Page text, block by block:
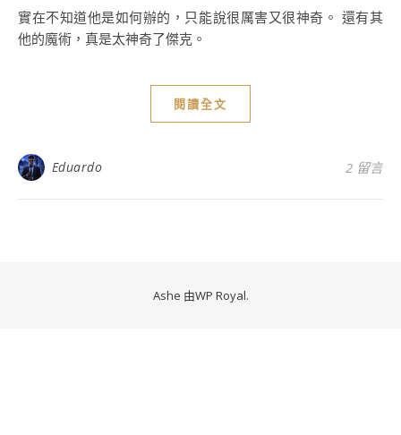
實在不知道他是如何辦的，只能說很厲害又很神奇。 還有其
他的魔術，真是太神奇了傑克。
閱讀全文
Eduardo 2 留言
Ashe 由WP Royal.